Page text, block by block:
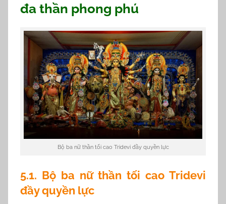
đa thần phong phú
Bộ ba nữ thần tối cao Tridevi đầy quyền lực
5.1. Bộ ba nữ thần tối cao Tridevi
đầy quyền lực